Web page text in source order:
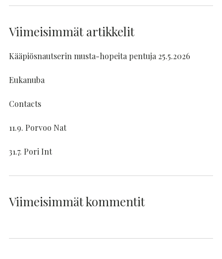
Viimeisimmät artikkelit
Kääpiösnautserin musta-hopeita pentuja 25.5.2026
Eukanuba
Contacts
11.9. Porvoo Nat
31.7. Pori Int
Viimeisimmät kommentit